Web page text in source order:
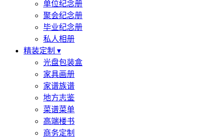
单位纪念册
聚会纪念册
毕业纪念册
私人相册
精装定制 ▾
光盘包装盒
家具画册
家谱族谱
地方志鉴
菜谱菜单
高端楼书
商务定制